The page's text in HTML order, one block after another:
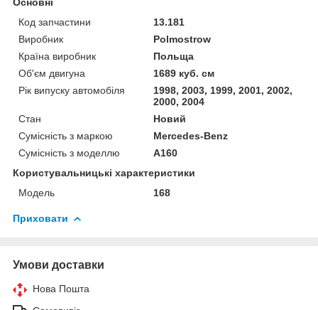
Код запчастини
13.181
Виробник
Polmostrow
Країна виробник
Польща
Об'єм двигуна
1689 куб. см
Рік випуску автомобіля
1998, 2003, 1999, 2001, 2002,
2000, 2004
Стан
Новий
Сумісність з маркою
Mercedes-Benz
Сумісність з моделлю
A160
Користувальницькі характеристики
Мoдель
168
Приховати
Умови доставки
Нова Пошта